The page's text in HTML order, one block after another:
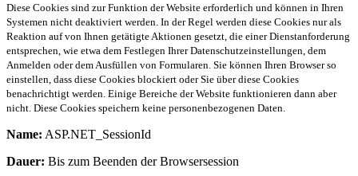
Diese Cookies sind zur Funktion der Website erforderlich und können in Ihren
Systemen nicht deaktiviert werden. In der Regel werden diese Cookies nur als
Reaktion auf von Ihnen getätigte Aktionen gesetzt, die einer Dienstanforderung
entsprechen, wie etwa dem Festlegen Ihrer Datenschutzeinstellungen, dem
Anmelden oder dem Ausfüllen von Formularen. Sie können Ihren Browser so
einstellen, dass diese Cookies blockiert oder Sie über diese Cookies
benachrichtigt werden. Einige Bereiche der Website funktionieren dann aber
nicht. Diese Cookies speichern keine personenbezogenen Daten.
Name: ASP.NET_SessionId
Dauer: Bis zum Beenden der Browsersession